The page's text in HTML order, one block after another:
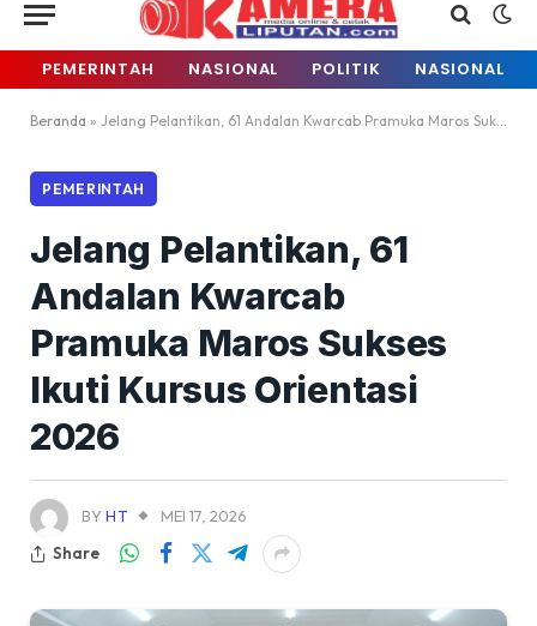
PEMERINTAH NASIONAL POLITIK NASIONAL
Beranda » Jelang Pelantikan, 61 Andalan Kwarcab Pramuka Maros Sukses Ikuti Kursus Orientasi 2026
PEMERINTAH
Jelang Pelantikan, 61
Andalan Kwarcab
Pramuka Maros Sukses
Ikuti Kursus Orientasi
2026
BY HT
MEI 17, 2026
Share